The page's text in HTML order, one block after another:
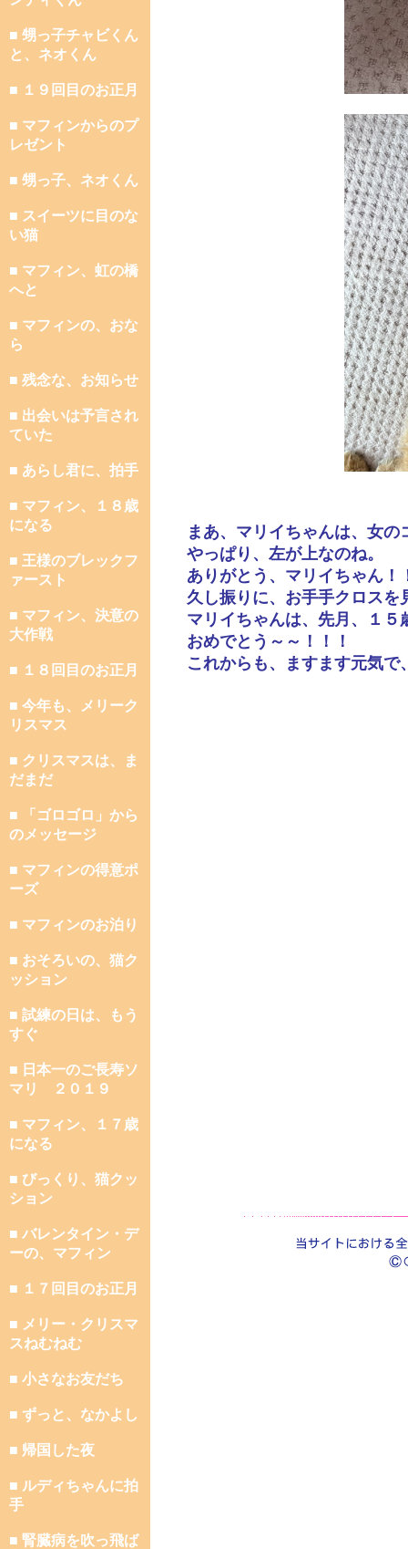
■ 甥っ子チャビくん
と、ネオくん
■ １９回目のお正月
■ マフィンからのプ
レゼント
■ 甥っ子、ネオくん
■ スイーツに目のな
い猫
■ マフィン、虹の橋
へと
■ マフィンの、おな
ら
■ 残念な、お知らせ
■ 出会いは予言され
ていた
■ あらし君に、拍手
■ マフィン、１８歳
になる
■ 王様のブレックフ
ァースト
■ マフィン、決意の
大作戦
■ １８回目のお正月
■ 今年も、メリーク
リスマス
■ クリスマスは、ま
だまだ
■ 「ゴロゴロ」から
のメッセージ
■ マフィンの得意ポ
ーズ
■ マフィンのお泊り
■ おそろいの、猫ク
ッション
■ 試練の日は、もう
すぐ
■ 日本一のご長寿ソ
マリ ２０１９
■ マフィン、１７歳
になる
■ びっくり、猫クッ
ション
■ バレンタイン・デ
ーの、マフィン
■ １７回目のお正月
■ メリー・クリスマ
スねむねむ
■ 小さなお友だち
■ ずっと、なかよし
■ 帰国した夜
■ ルディちゃんに拍
手
■ 腎臓病を吹っ飛ば
まあ、マリイちゃんは、女
やっぱり、左が上なのね。
ありがとう、マリイちゃん！
久し振りに、お手手クロス
マリイちゃんは、先月、１５
おめでとう～～！！！
これからも、ますます元気